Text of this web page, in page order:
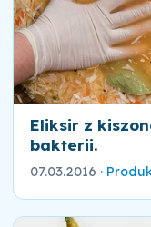
Eliksir z
bakterii.
07.03.2016 ·